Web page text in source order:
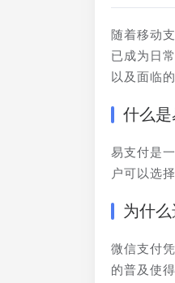
随着移动
已成为日
以及面临的
什么是
易支付是
户可以选
为什
微信支付
的普及使